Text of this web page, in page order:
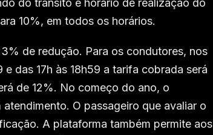
do trânsito e horário de realização do
10%, em todos os horários.
de redução. Para os condutores, nos
das 17h às 18h59 a tarifa cobrada será
de 12%. No começo do ano, o
O passageiro que avaliar o
A plataforma também permite aos